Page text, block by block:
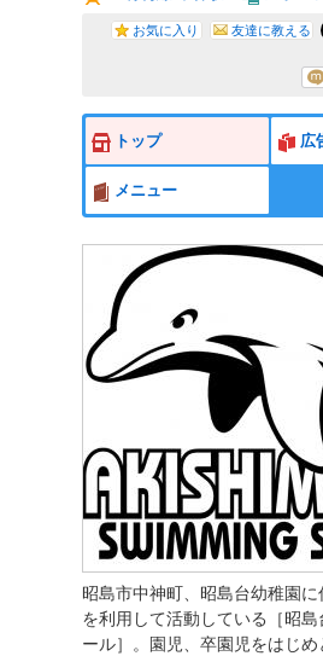
お気に入り 友達に教える
トップ 広
メニュー
昭島市中神町、昭島台幼稚園
を利用して活動している［昭
ール］。園児、卒園児をはじ